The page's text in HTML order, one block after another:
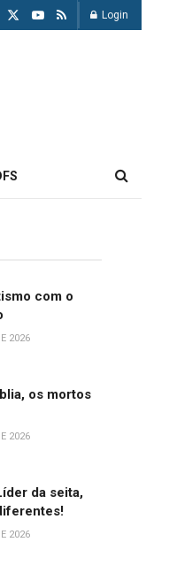
Login
com o
2026
os mortos
2026
da seita,
2026